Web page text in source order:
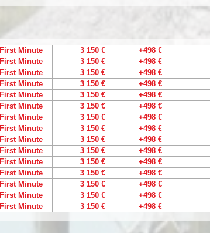
First Minute 3 150 € +498 €
First Minute 3 150 € +498 €
First Minute 3 150 € +498 €
First Minute 3 150 € +498 €
First Minute 3 150 € +498 €
First Minute 3 150 € +498 €
First Minute 3 150 € +498 €
First Minute 3 150 € +498 €
First Minute 3 150 € +498 €
First Minute 3 150 € +498 €
First Minute 3 150 € +498 €
First Minute 3 150 € +498 €
First Minute 3 150 € +498 €
First Minute 3 150 € +498 €
First Minute 3 150 € +498 €